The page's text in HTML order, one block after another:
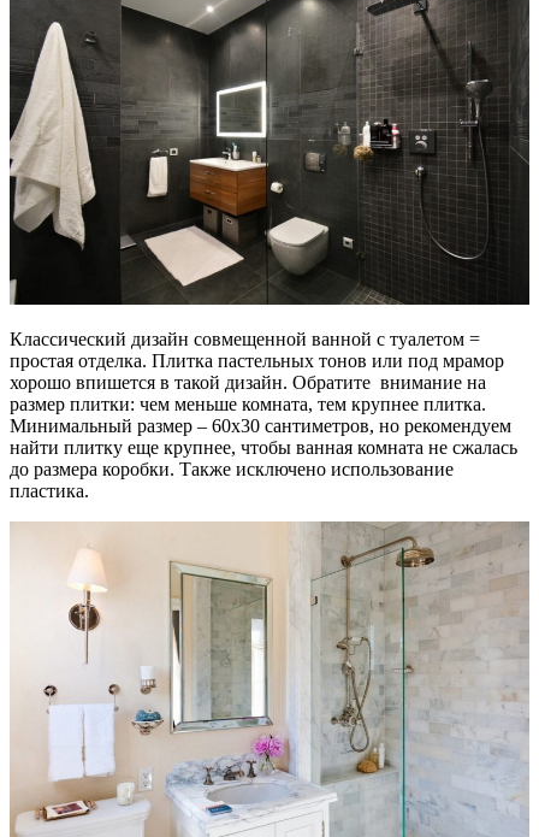
Классический дизайн совмещенной ванной с туалетом =
простая отделка. Плитка пастельных тонов или под мрамор
хорошо впишется в такой дизайн. Обратите внимание на
размер плитки: чем меньше комната, тем крупнее плитка.
Минимальный размер – 60х30 сантиметров, но рекомендуем
найти плитку еще крупнее, чтобы ванная комната не сжалась
до размера коробки. Также исключено использование
пластика.